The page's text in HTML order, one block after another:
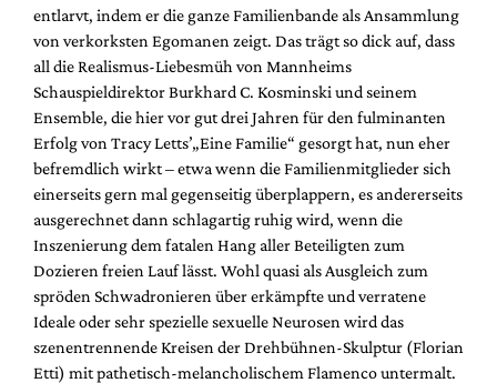
entlarvt, indem er die ganze Familienbande als Ansammlung
von verkorksten Egomanen zeigt. Das trägt so dick auf, dass
all die Realismus-Liebesmüh von Mannheims
Schauspieldirektor Burkhard C. Kosminski und seinem
Ensemble, die hier vor gut drei Jahren für den fulminanten
Erfolg von Tracy Letts’„Eine Familie“ gesorgt hat, nun eher
befremdlich wirkt – etwa wenn die Familienmitglieder sich
einerseits gern mal gegenseitig überplappern, es andererseits
ausgerechnet dann schlagartig ruhig wird, wenn die
Inszenierung dem fatalen Hang aller Beteiligten zum
Dozieren freien Lauf lässt. Wohl quasi als Ausgleich zum
spröden Schwadronieren über erkämpfte und verratene
Ideale oder sehr spezielle sexuelle Neurosen wird das
szenentrennende Kreisen der Drehbühnen-Skulptur (Florian
Etti) mit pathetisch-melancholischem Flamenco untermalt.